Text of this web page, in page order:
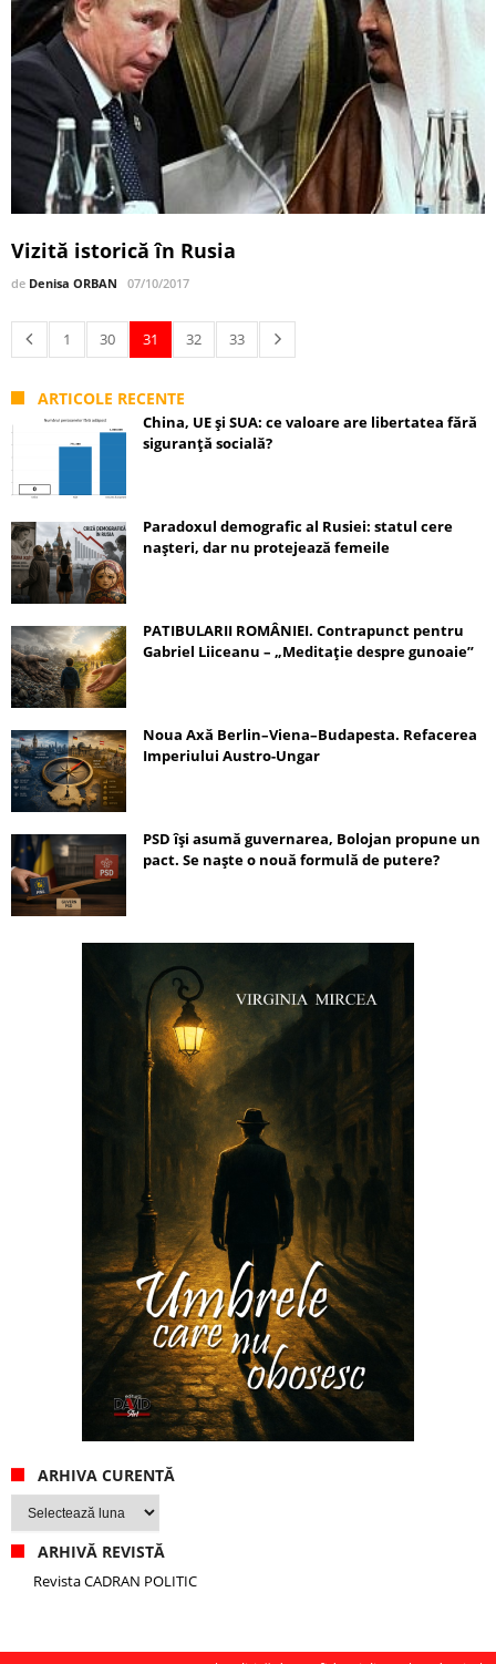
Vizită istorică în Rusia
de Denisa ORBAN 07/10/2017
1 30 31 32 33
ARTICOLE RECENTE
China, UE și SUA: ce valoare are libertatea fără
siguranță socială?
Paradoxul demografic al Rusiei: statul cere
nașteri, dar nu protejează femeile
PATIBULARII ROMÂNIEI. Contrapunct pentru
Gabriel Liiceanu – „Meditație despre gunoaie”
Noua Axă Berlin–Viena–Budapesta. Refacerea
Imperiului Austro-Ungar
PSD își asumă guvernarea, Bolojan propune un
pact. Se naște o nouă formulă de putere?
ARHIVA CURENTĂ
Arhiva
curentă
ARHIVĂ REVISTĂ
Revista CADRAN POLITIC